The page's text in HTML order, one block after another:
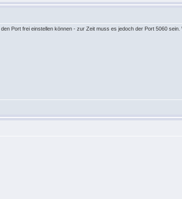
Port frei einstellen können - zur Zeit muss es jedoch der Port 5060